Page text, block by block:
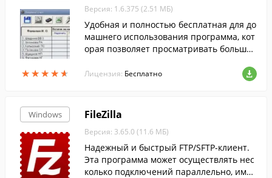
★★★★★
★★★★★
Версия: 1.6.375 (2.51 МБ)
Удобная и полностью бесплатная для до
машнего использования программа, кот
орая позволяет просматривать большое
иксов.
Лицензия: Бесплатно
Windows FileZilla
Версия: 3.65.0 (11.6 МБ)
Надежный и быстрый FTP/SFTP-клиент.
Эта программа может осуществлять нес
колько подключений параллельно, имее